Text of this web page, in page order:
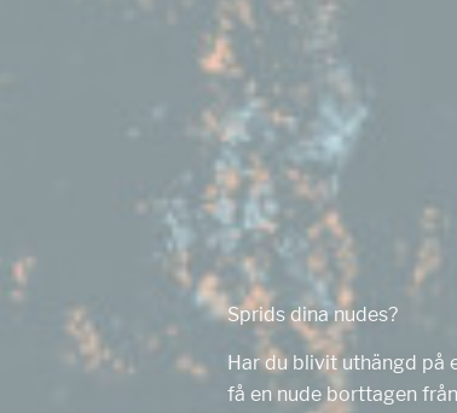
Sprids dina nudes?
Har du blivit uthängd på
få en nude borttagen